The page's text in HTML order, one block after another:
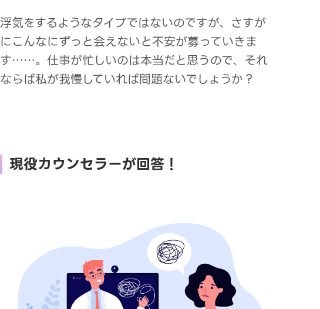
浮気をするようなタイプではないのですが、さすが
にこんなにずっと会えないと不安が募っていきま
す……。仕事が忙しいのは本当だと思うので、それ
ならば私が我慢していれば問題ないでしょうか？
現役カウンセラーが回答！